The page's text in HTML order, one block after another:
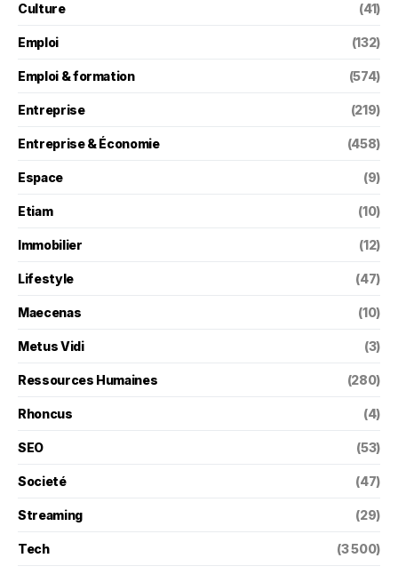
Culture (41)
Emploi (132)
Emploi & formation (574)
Entreprise (219)
Entreprise & Économie (458)
Espace (9)
Etiam (10)
Immobilier (12)
Lifestyle (47)
Maecenas (10)
Metus Vidi (3)
Ressources Humaines (280)
Rhoncus (4)
SEO (53)
Societé (47)
Streaming (29)
Tech (3 500)